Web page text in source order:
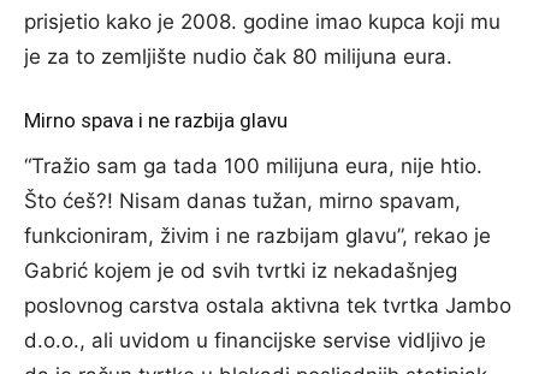
prisjetio kako je 2008. godine imao kupca koji mu
je za to zemljište nudio čak 80 milijuna eura.
Mirno spava i ne razbija glavu
“Tražio sam ga tada 100 milijuna eura, nije htio.
Što ćeš?! Nisam danas tužan, mirno spavam,
funkcioniram, živim i ne razbijam glavu”, rekao je
Gabrić kojem je od svih tvrtki iz nekadašnjeg
poslovnog carstva ostala aktivna tek tvrtka Jambo
d.o.o., ali uvidom u financijske servise vidljivo je